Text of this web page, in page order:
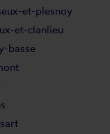
et-plesnoy
et-clanlieu
basse